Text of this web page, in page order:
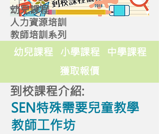
幼兒課程
人力資源培訓
教師培訓系列
幼兒課程 小學課程
中學課程
獲取報價
到校課程介紹:
SEN特殊需要兒童教學
教師工作坊